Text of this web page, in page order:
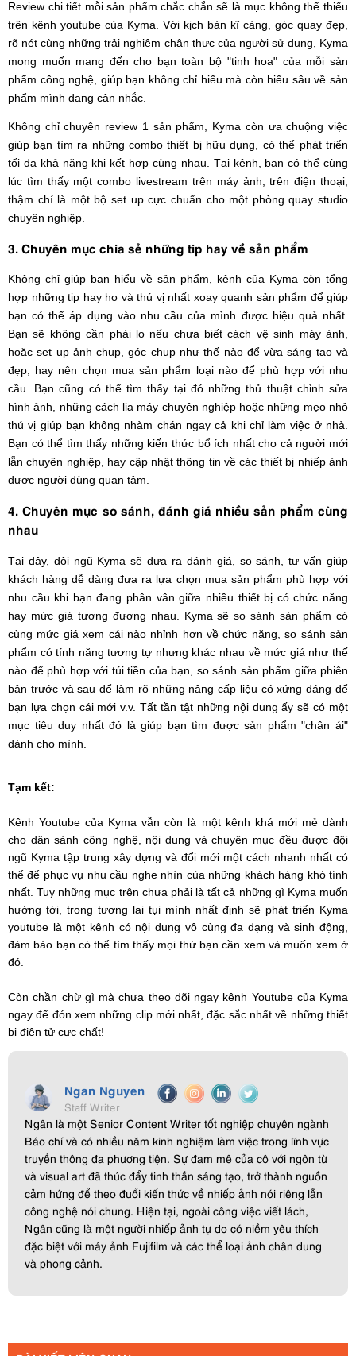
Review chi tiết mỗi sản phẩm chắc chắn sẽ là mục không thể thiếu
trên kênh youtube của Kyma. Với kịch bản kĩ càng, góc quay đẹp,
rõ nét cùng những trải nghiệm chân thực của người sử dụng, Kyma
mong muốn mang đến cho bạn toàn bộ "tinh hoa" của mỗi sản
phẩm công nghệ, giúp bạn không chỉ hiểu mà còn hiểu sâu về sản
phẩm mình đang cân nhắc.
Không chỉ chuyên review 1 sản phẩm, Kyma còn ưa chuộng việc
giúp bạn tìm ra những combo thiết bị hữu dụng, có thể phát triển
tối đa khả năng khi kết hợp cùng nhau. Tại kênh, bạn có thể cùng
lúc tìm thấy một combo livestream trên máy ảnh, trên điện thoại,
thậm chí là một bộ set up cực chuẩn cho một phòng quay studio
chuyên nghiệp.
3. Chuyên mục chia sẻ những tip hay về sản phẩm
Không chỉ giúp bạn hiểu về sản phẩm, kênh của Kyma còn tổng
hợp những tip hay ho và thú vị nhất xoay quanh sản phẩm để giúp
bạn có thể áp dụng vào nhu cầu của mình được hiệu quả nhất.
Bạn sẽ không cần phải lo nếu chưa biết cách vệ sinh máy ảnh,
hoặc set up ảnh chụp, góc chụp như thế nào để vừa sáng tạo và
đẹp, hay nên chọn mua sản phẩm loại nào để phù hợp với nhu
cầu. Bạn cũng có thể tìm thấy tại đó những thủ thuật chỉnh sửa
hình ảnh, những cách lia máy chuyên nghiệp hoặc những mẹo nhỏ
thú vị giúp bạn không nhàm chán ngay cả khi chỉ làm việc ở nhà.
Bạn có thể tìm thấy những kiến thức bổ ích nhất cho cả người mới
lẫn chuyên nghiệp, hay cập nhật thông tin về các thiết bị nhiếp ảnh
được người dùng quan tâm.
4. Chuyên mục so sánh, đánh giá nhiều sản phẩm cùng
nhau
Tại đây, đội ngũ Kyma sẽ đưa ra đánh giá, so sánh, tư vấn giúp
khách hàng dễ dàng đưa ra lựa chọn mua sản phẩm phù hợp với
nhu cầu khi bạn đang phân vân giữa nhiều thiết bị có chức năng
hay mức giá tương đương nhau. Kyma sẽ so sánh sản phẩm có
cùng mức giá xem cái nào nhỉnh hơn về chức năng, so sánh sản
phẩm có tính năng tương tự nhưng khác nhau về mức giá như thế
nào để phù hợp với túi tiền của bạn, so sánh sản phẩm giữa phiên
bản trước và sau để làm rõ những nâng cấp liệu có xứng đáng để
bạn lựa chọn cái mới v.v. Tất tần tật những nội dung ấy sẽ có một
mục tiêu duy nhất đó là giúp bạn tìm được sản phẩm "chân ái"
dành cho mình.
Tạm kết:
Kênh Youtube của Kyma vẫn còn là một kênh khá mới mẻ dành
cho dân sành công nghệ, nội dung và chuyên mục đều được đội
ngũ Kyma tập trung xây dựng và đổi mới một cách nhanh nhất có
thể để phục vụ nhu cầu nghe nhìn của những khách hàng khó tính
nhất. Tuy những mục trên chưa phải là tất cả những gì Kyma muốn
hướng tới, trong tương lai tụi mình nhất định sẽ phát triển Kyma
youtube là một kênh có nội dung vô cùng đa dạng và sinh động,
đảm bảo bạn có thể tìm thấy mọi thứ bạn cần xem và muốn xem ở
đó.
Còn chần chừ gì mà chưa theo dõi ngay kênh Youtube của Kyma
ngay để đón xem những clip mới nhất, đặc sắc nhất về những thiết
bị điện tử cực chất!
Ngan Nguyen
Staff Writer
Ngân là một Senior Content Writer tốt nghiệp chuyên ngành
Báo chí và có nhiều năm kinh nghiệm làm việc trong lĩnh vực
truyền thông đa phương tiện. Sự đam mê của cô với ngôn từ
và visual art đã thúc đẩy tinh thần sáng tạo, trở thành nguồn
cảm hứng để theo đuổi kiến thức về nhiếp ảnh nói riêng lẫn
công nghệ nói chung. Hiện tại, ngoài công việc viết lách,
Ngân cũng là một người nhiếp ảnh tự do có niềm yêu thích
đặc biệt với máy ảnh Fujifilm và các thể loại ảnh chân dung
và phong cảnh.